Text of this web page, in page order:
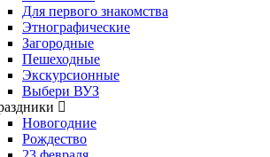
Для первого знакомства
Этнографические
Загородные
Пешеходные
Экскурсионные
Выбери ВУЗ
Новогодние
Рождество